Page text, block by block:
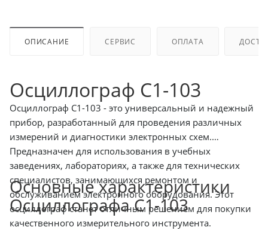
ОПИСАНИЕ СЕРВИС ОПЛАТА
Осциллограф С1-103
Осциллограф С1-103 - это универсальный и надежный
прибор, разработанный для проведения различных
измерений и диагностики электронных схем.
Предназначен для использования в учебных
заведениях, лабораториях, а также для технических
специалистов, занимающихся ремонтом и
обслуживанием электронного оборудования. Этот
осциллограф станет отличным решением для покупки
качественного измерительного инструмента.
Основные характеристики
Осциллографа С1-103